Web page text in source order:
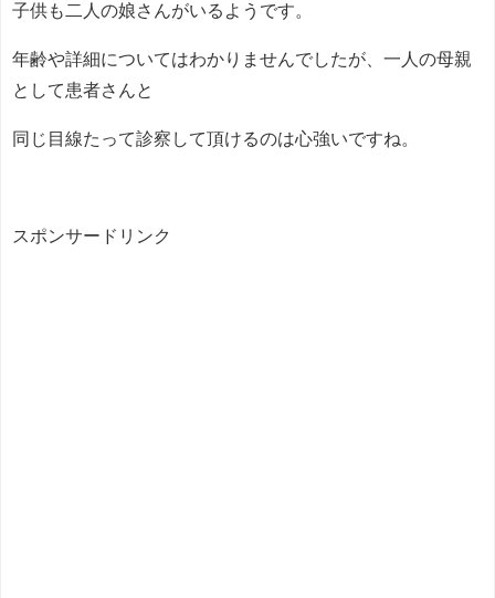
子供も二人の娘さんがいるようです。
年齢や詳細についてはわかりませんでしたが、一人の母親
として患者さんと
同じ目線たって診察して頂けるのは心強いですね。
スポンサードリンク